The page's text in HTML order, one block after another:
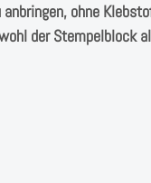
ohne
der Stempelblock